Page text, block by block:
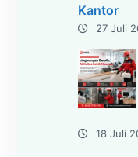
Kantor
27 Juli
18 Juli